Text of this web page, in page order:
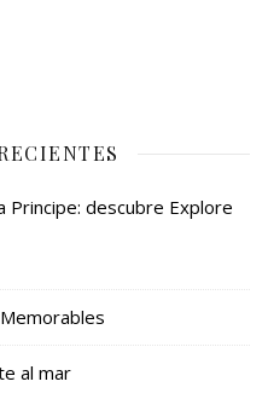
Principe: descubre Explore
al mar